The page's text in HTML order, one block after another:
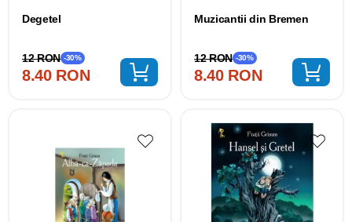
Degetel
8.40 RON
12 RON -30%
Muzicantii din Bremen
8.40 RON
12 RON -30%